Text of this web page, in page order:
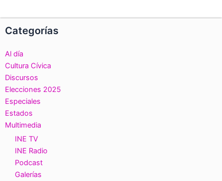
Categorías
Al día
Cultura Cívica
Discursos
Elecciones 2025
Especiales
Estados
Multimedia
INE TV
INE Radio
Podcast
Galerías